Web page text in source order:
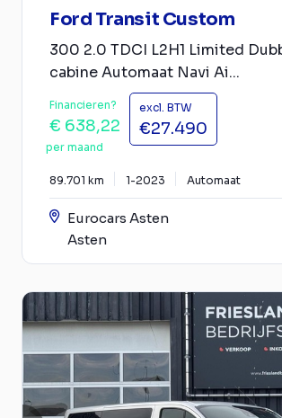
Ford Transit Custom
300 2.0 TDCI L2H1 Limited
cabine Automaat Navi Ai...
Financieren?
€ 638,22
per maand
excl. BTW
€27.490
89.701 km 1-2023 Automaat
Eurocars Asten
Asten